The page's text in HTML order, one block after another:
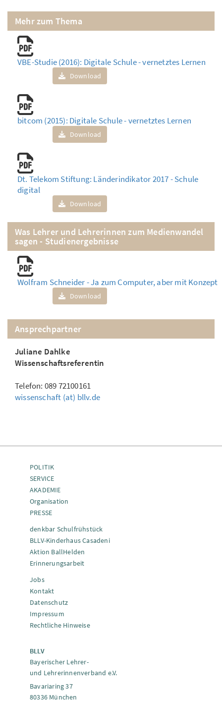
Mehr zum Thema
VBE-Studie (2016): Digitale Schule - vernetztes Lernen
Download
bitcom (2015): Digitale Schule - vernetztes Lernen
Download
Dt. Telekom Stiftung: Länderindikator 2017 - Schule
digital
Download
Was Lehrer und Lehrerinnen zum Medienwandel
sagen - Studienergebnisse
Wolfram Schneider - Ja zum Computer, aber mit Konzept
Download
Ansprechpartner
Juliane Dahlke
Wissenschaftsreferentin
Telefon: 089 72100161
wissenschaft (at) bllv.de
POLITIK
SERVICE
AKADEMIE
Organisation
PRESSE
denkbar Schulfrühstück
BLLV-Kinderhaus Casadeni
Aktion BallHelden
Erinnerungsarbeit
Jobs
Kontakt
Datenschutz
Impressum
Rechtliche Hinweise
BLLV
Bayerischer Lehrer-
und Lehrerinnenverband e.V.
Bavariaring 37
80336 München